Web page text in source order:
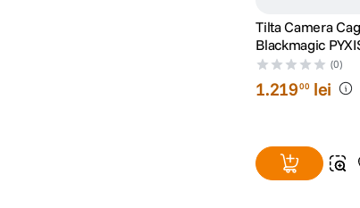
Tilta Camera
Blackmagic
(0)
1.21900 lei